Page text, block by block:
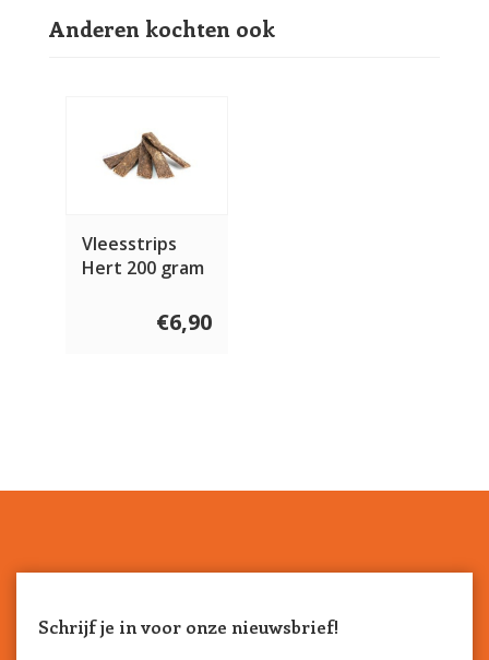
Anderen kochten ook
Vleesstrips
Hert 200 gram
€6,90
Schrijf je in voor onze nieuwsbrief!